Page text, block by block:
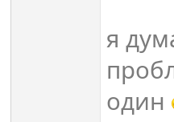
я
один